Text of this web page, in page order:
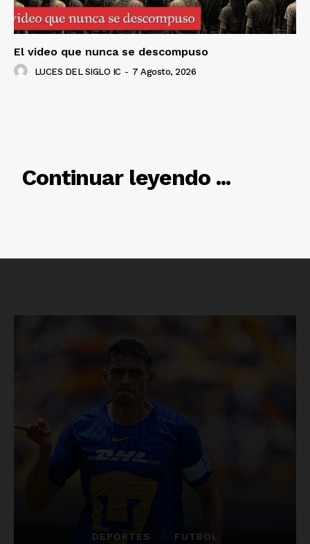
Luces
El video que nunca se descompuso
LUCES DEL SIGLO IC - 7 Agosto, 2026
Continuar leyendo ...
RELACIONADO